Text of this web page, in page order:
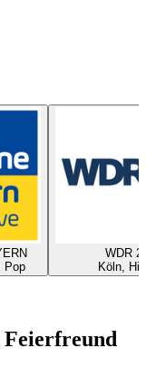
Pop
WDR 2
Köln,